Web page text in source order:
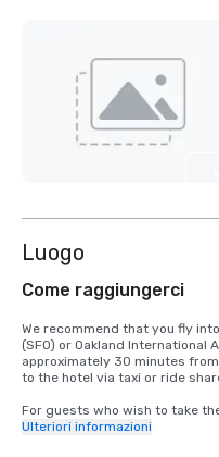
Luogo
Come raggiungerci
We recommend that you fly
(SFO) or Oakland International
approximately 30 minutes
to the hotel via taxi or ride
For guests who wish to take
(BART) train runs between
Ulteriori informazioni